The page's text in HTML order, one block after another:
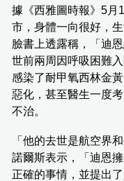
據《西雅圖時報》5月
市，身體一向很好，
臉書上透露稱，「迪
世前兩周因呼吸困難
感染了耐甲氧西林金
惡化，甚至醫生一度
不治。
「他的去世是航空界
諾爾斯表示，「迪恩
正確的事情，並提出